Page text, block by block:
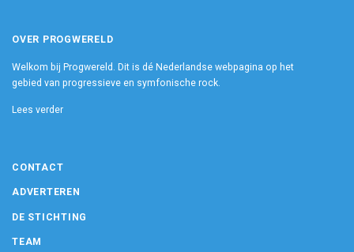
OVER PROGWERELD
Welkom bij Progwereld. Dit is dé Nederlandse webpagina op het
gebied van progressieve en symfonische rock.
Lees verder
CONTACT
ADVERTEREN
DE STICHTING
TEAM